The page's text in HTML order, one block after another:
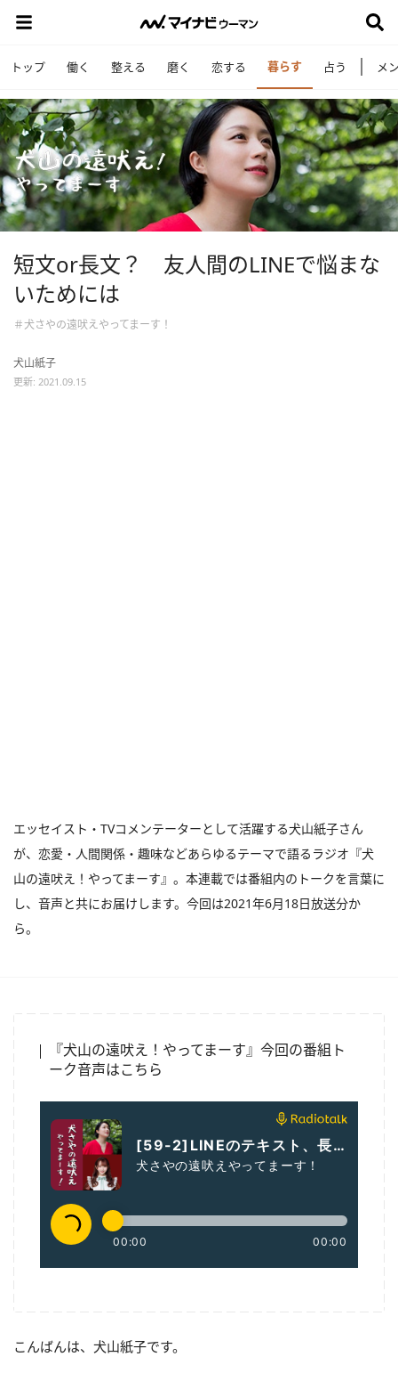
トップ 働く 整える 磨く 恋する 暮らす 占う メ
短文or長文？ 友人間のLINEで悩まな
いためには
＃犬さやの遠吠えやってまーす！
犬山紙子
更新: 2021.09.15
エッセイスト・TVコメンテーターとして活躍する犬山紙子さん
が、恋愛・人間関係・趣味などあらゆるテーマで語るラジオ『犬
山の遠吠え！やってまーす』。本連載では番組内のトークを言葉に
し、音声と共にお届けします。今回は2021年6月18日放送分か
ら。
『犬山の遠吠え！やってまーす』今回の番組ト
ーク音声はこちら
こんばんは、犬山紙子です。